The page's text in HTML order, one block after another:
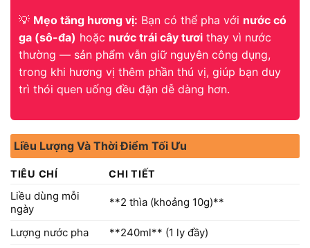
💡 Mẹo tăng hương vị: Bạn có thể pha với nước có
ga (sô-đa) hoặc nước trái cây tươi thay vì nước
thường — sản phẩm vẫn giữ nguyên công dụng,
trong khi hương vị thêm phần thú vị, giúp bạn duy
trì thói quen uống đều đặn dễ dàng hơn.
Liều Lượng Và Thời Điểm Tối Ưu
TIÊU CHÍ CHI TIẾT
Liều dùng mỗi
ngày
**2 thìa (khoảng 10g)**
Lượng nước pha
**240ml** (1 ly đầy)